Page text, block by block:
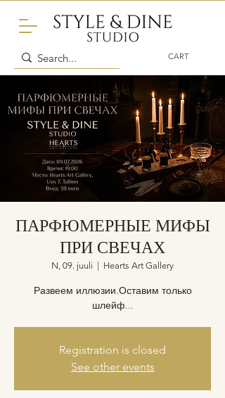
CART
ПАРФЮМЕРНЫЕ МИФЫ
ПРИ СВЕЧАХ
N, 09. juuli Hearts Art Gallery
Развеем иллюзии.Оставим только
шлейф...
Registration is closed
See other events